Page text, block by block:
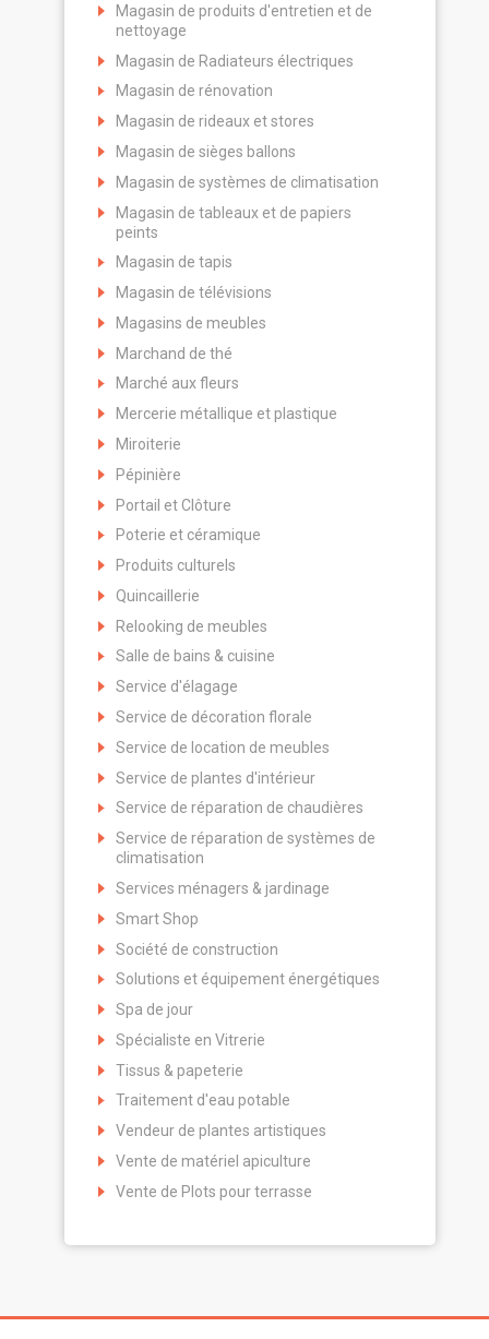
Magasin de produits d'entretien et de
nettoyage
Magasin de Radiateurs électriques
Magasin de rénovation
Magasin de rideaux et stores
Magasin de sièges ballons
Magasin de systèmes de climatisation
Magasin de tableaux et de papiers
peints
Magasin de tapis
Magasin de télévisions
Magasins de meubles
Marchand de thé
Marché aux fleurs
Mercerie métallique et plastique
Miroiterie
Pépinière
Portail et Clôture
Poterie et céramique
Produits culturels
Quincaillerie
Relooking de meubles
Salle de bains & cuisine
Service d'élagage
Service de décoration florale
Service de location de meubles
Service de plantes d'intérieur
Service de réparation de chaudières
Service de réparation de systèmes de
climatisation
Services ménagers & jardinage
Smart Shop
Société de construction
Solutions et équipement énergétiques
Spa de jour
Spécialiste en Vitrerie
Tissus & papeterie
Traitement d'eau potable
Vendeur de plantes artistiques
Vente de matériel apiculture
Vente de Plots pour terrasse